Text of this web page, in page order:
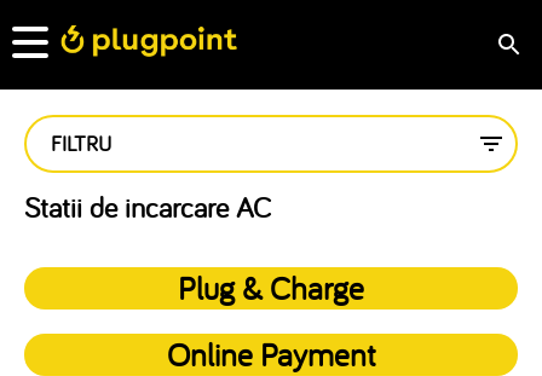
FILTRU
Statii de incarcare AC
Plug & Charge
Online Payment